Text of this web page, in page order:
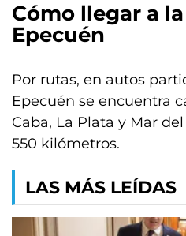
Cómo llegar a
Epecuén
Por rutas, en autos
Epecuén se encuentra
Caba, La Plata y Mar
550 kilómetros.
LAS MÁS LEÍDAS